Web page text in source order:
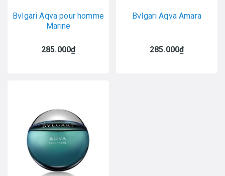
Bvlgari Aqva pour homme
Marine
285.000₫
Bvlgari Aqva Amara
285.000₫